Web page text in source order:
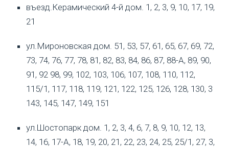
въезд.Керамический 4-й дом. 1, 2, 3, 9, 10, 17, 19,
21
ул.Мироновская дом. 51, 53, 57, 61, 65, 67, 69, 72,
73, 74, 76, 77, 78, 81, 82, 83, 84, 86, 87, 88-А, 89, 90,
91, 92 98, 99, 102, 103, 106, 107, 108, 110, 112,
115/1, 117, 118, 119, 121, 122, 125, 126, 128, 130, 3
143, 145, 147, 149, 151
ул.Шостопарк дом. 1, 2, 3, 4, 6, 7, 8, 9, 10, 12, 13,
14, 16, 17-А, 18, 19, 20, 21, 22, 23, 24, 25, 25/1, 27, 3,